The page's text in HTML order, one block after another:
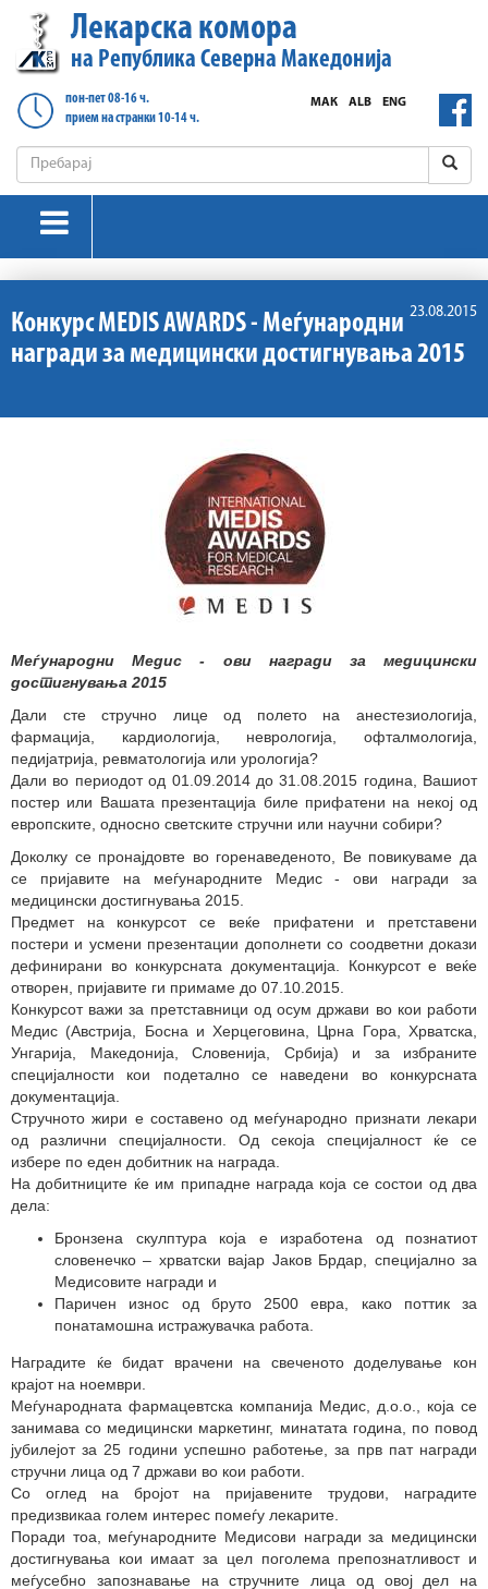
Лекарска комора
на Република Северна Македонија
пон-пет 08-16 ч.
прием на странки 10-14 ч.
ENG
ALB
МАК
23.08.2015
Конкурс MEDIS AWARDS - Меѓународни
награди за медицински достигнувања 2015
Меѓународни Медис - ови награди за медицински
достигнувања 2015
Дали сте стручно лице од полето на анестезиологија,
фармација, кардиологија, неврологија, офталмологија,
педијатрија, ревматологија или урологија?
Дали во периодот од 01.09.2014 до 31.08.2015 година, Вашиот
постер или Вашата презентација биле прифатени на некој од
европските, односно светските стручни или научни собири?
Доколку се пронајдовте во горенаведеното, Ве повикуваме да
се пријавите на меѓународните Медис - ови награди за
медицински достигнувања 2015.
Предмет на конкурсот се веќе прифатени и претставени
постери и усмени презентации дополнети со соодветни докази
дефинирани во конкурсната документација. Конкурсот е веќе
отворен, пријавите ги примаме до 07.10.2015.
Конкурсот важи за претставници од осум држави во кои работи
Медис (Австрија, Босна и Херцеговина, Црна Гора, Хрватска,
Унгарија, Македонија, Словенија, Србија) и за избраните
специјалности кои подетално се наведени во конкурсната
документација.
Стручното жири е составено од меѓународно признати лекари
од различни специјалности. Од секоја специјалност ќе се
избере по еден добитник на награда.
На добитниците ќе им припадне награда која се состои од два
дела:
Бронзена скулптура која е изработена од познатиот
словенечко – хрватски вајар Јаков Брдар, специјално за
Медисовите награди и
Паричен износ од бруто 2500 евра, како поттик за
понатамошна истражувачка работа.
Наградите ќе бидат врачени на свеченото доделување кон
крајот на ноември.
Меѓународната фармацевтска компанија Медис, д.о.о., која се
занимава со медицински маркетинг, минатата година, по повод
јубилејот за 25 години успешно работење, за прв пат награди
стручни лица од 7 држави во кои работи.
Со оглед на бројот на пријавените трудови, наградите
предизвикаа голем интерес помеѓу лекарите.
Поради тоа, меѓународните Медисови награди за медицински
достигнувања кои имаат за цел поголема препознатливост и
меѓусебно запознавање на стручните лица од овој дел на